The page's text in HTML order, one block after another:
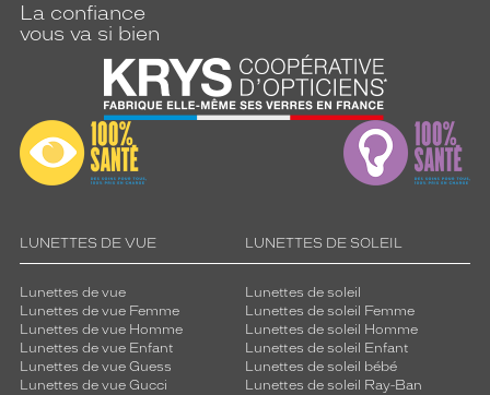
La confiance
vous va si bien
LUNETTES DE VUE
Lunettes de vue
Lunettes de vue Femme
Lunettes de vue Homme
Lunettes de vue Enfant
Lunettes de vue Guess
Lunettes de vue Gucci
LUNETTES DE SOLEIL
Lunettes de soleil
Lunettes de soleil Femme
Lunettes de soleil Homme
Lunettes de soleil Enfant
Lunettes de soleil bébé
Lunettes de soleil Ray-Ban